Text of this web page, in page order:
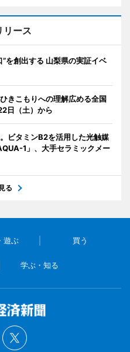
リース
を創出する 山梨県の実証イベ
きこもりへの理解広める全国
日（土）から
ビタミンB2を活用した光触媒
1」、大手セラミックメー
る
遊ぶ 買う
学ぶ・知る